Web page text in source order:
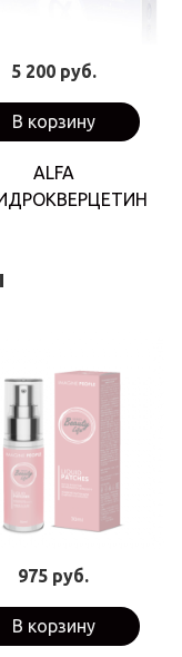
5 200 руб.
В корзину
ALFA
975 руб.
В корзину